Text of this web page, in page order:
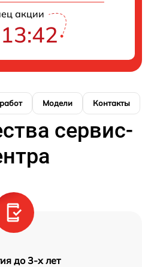
акции
Модели Контакты
сервис-
до 3-х лет